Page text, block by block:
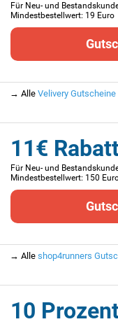
Für Neu- und
Mindestbestellwert: 19 Euro
→ Alle Velivery Gutscheine
11€
Für Neu- und
Mindestbestellwert: 150
→ Alle shop4runners
10